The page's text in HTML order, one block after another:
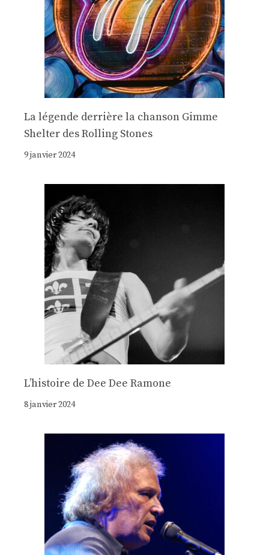
La légende derrière la chanson Gimme
Shelter des Rolling Stones
9 janvier 2024
Lʼhistoire de Dee Dee Ramone
8 janvier 2024